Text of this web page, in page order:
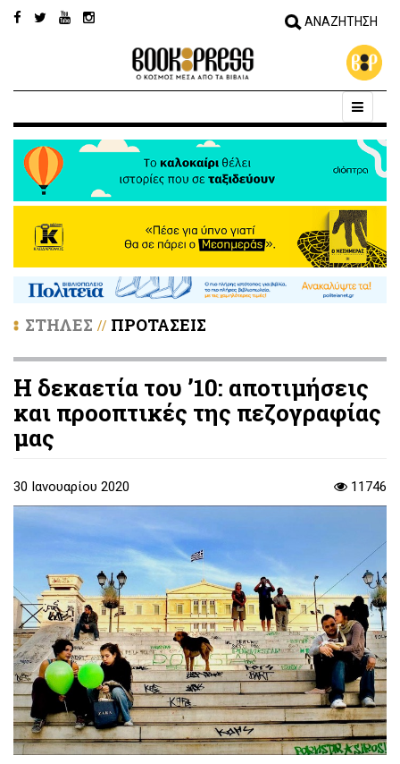
ΣΤΗΛΕΣ // ΠΡΟΤΑΣΕΙΣ
Η δεκαετία του ’10: αποτιμήσεις
και προοπτικές της πεζογραφίας
μας
30 Ιανουαρίου 2020 11746